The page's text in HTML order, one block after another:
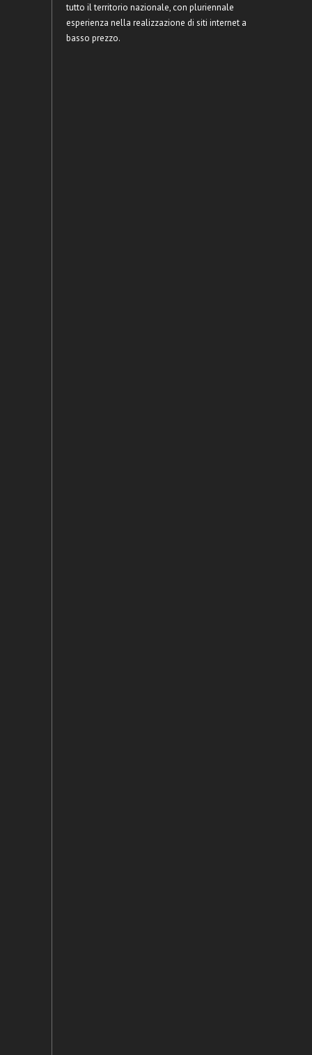
tutto il territorio nazionale, con pluriennale
esperienza nella realizzazione di siti internet a
basso prezzo.